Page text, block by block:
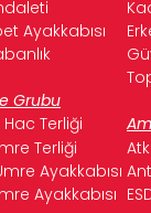
Ayakkabısı
Grubu
Terliği
Terliği
Ayakkabısı
Ayakkabısı